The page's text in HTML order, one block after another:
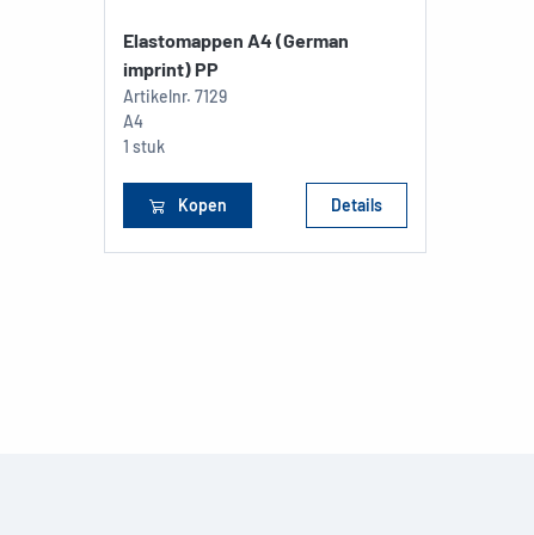
Elastomappen A4 (German
imprint) PP
Artikelnr. 7129
A4
1 stuk
Kopen Details